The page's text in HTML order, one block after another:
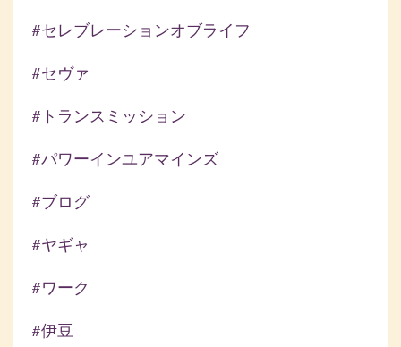
#セレブレーションオブライフ
#セヴァ
#トランスミッション
#パワーインユアマインズ
#ブログ
#ヤギャ
#ワーク
#伊豆